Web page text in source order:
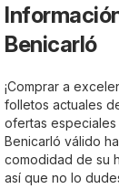
Benicarló
¡Comprar a
folletos actuales
ofertas
Benicarló válido
comodidad de su
así que no lo